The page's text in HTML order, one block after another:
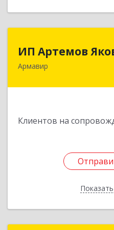
ИП Артемов
Армавир
Клиентов на